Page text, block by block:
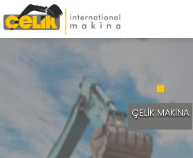
ÇELİK MAKİNA